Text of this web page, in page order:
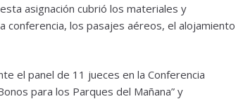
asignación cubrió los materiales y
conferencia, los pasajes aéreos, el alojamiento
el panel de 11 jueces en la Conferencia
para los Parques del Mañana” y